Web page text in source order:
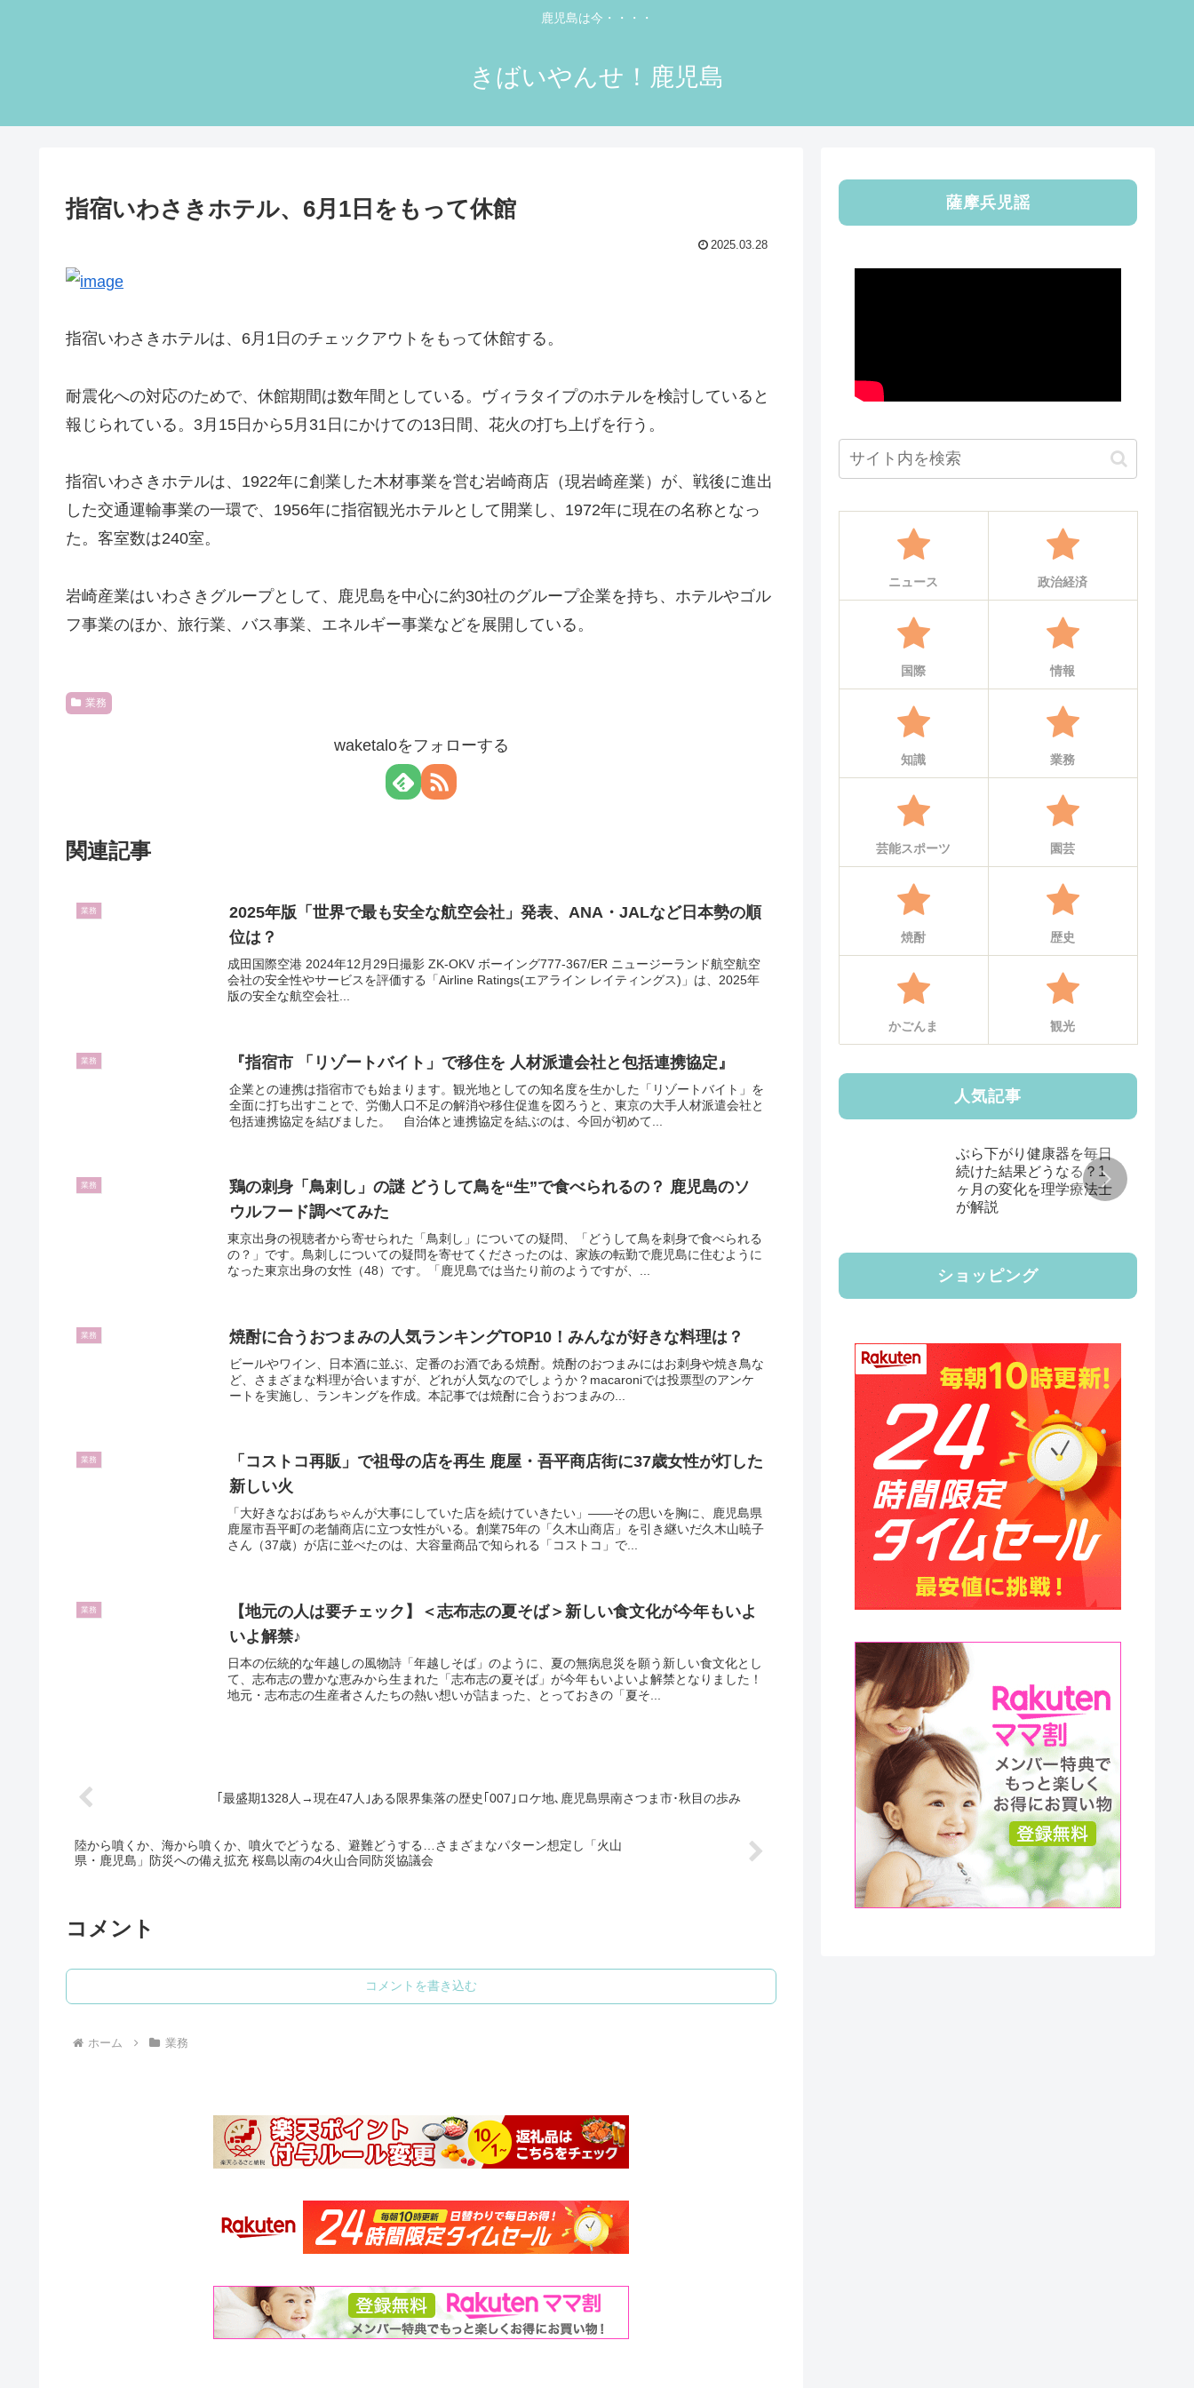
鹿児島は今・・・・
きばいやんせ！鹿児島
指宿いわさきホテル、6月1日をもって休館
2025.03.28
指宿いわさきホテルは、6月1日のチェックアウトをもって休館する。
耐震化への対応のためで、休館期間は数年間としている。ヴィラタイプのホテルを検討していると
報じられている。3月15日から5月31日にかけての13日間、花火の打ち上げを行う。
指宿いわさきホテルは、1922年に創業した木材事業を営む岩崎商店（現岩崎産業）が、戦後に進出
した交通運輸事業の一環で、1956年に指宿観光ホテルとして開業し、1972年に現在の名称となっ
た。客室数は240室。
岩崎産業はいわさきグループとして、鹿児島を中心に約30社のグループ企業を持ち、ホテルやゴル
フ事業のほか、旅行業、バス事業、エネルギー事業などを展開している。
業務
waketaloをフォローする
関連記事
業務
2025年版「世界で最も安全な航空会社」発表、ANA・JALなど日本勢の順
位は？
成田国際空港 2024年12月29日撮影 ZK-OKV ボーイング777-367/ER ニュージーランド航空航空
会社の安全性やサービスを評価する「Airline Ratings(エアライン レイティングス)」は、2025年
版の安全な航空会社...
業務 『指宿市 「リゾートバイト」で移住を 人材派遣会社と包括連携協定』
企業との連携は指宿市でも始まります。観光地としての知名度を生かした「リゾートバイト」を
全面に打ち出すことで、労働人口不足の解消や移住促進を図ろうと、東京の大手人材派遣会社と
包括連携協定を結びました。 自治体と連携協定を結ぶのは、今回が初めて...
業務
鶏の刺身「鳥刺し」の謎 どうして鳥を“生”で食べられるの？ 鹿児島のソ
ウルフード調べてみた
東京出身の視聴者から寄せられた「鳥刺し」についての疑問、「どうして鳥を刺身で食べられる
の？」です。鳥刺しについての疑問を寄せてくださったのは、家族の転勤で鹿児島に住むように
なった東京出身の女性（48）です。「鹿児島では当たり前のようですが、...
業務 焼酎に合うおつまみの人気ランキングTOP10！みんなが好きな料理は？
ビールやワイン、日本酒に並ぶ、定番のお酒である焼酎。焼酎のおつまみにはお刺身や焼き鳥な
ど、さまざまな料理が合いますが、どれが人気なのでしょうか？macaroniでは投票型のアンケ
ートを実施し、ランキングを作成。本記事では焼酎に合うおつまみの...
業務
「コストコ再販」で祖母の店を再生 鹿屋・吾平商店街に37歳女性が灯した
新しい火
「大好きなおばあちゃんが大事にしていた店を続けていきたい」——その思いを胸に、鹿児島県
鹿屋市吾平町の老舗商店に立つ女性がいる。創業75年の「久木山商店」を引き継いだ久木山暁子
さん（37歳）が店に並べたのは、大容量商品で知られる「コストコ」で...
業務
【地元の人は要チェック】＜志布志の夏そば＞新しい食文化が今年もいよ
いよ解禁♪
日本の伝統的な年越しの風物詩「年越しそば」のように、夏の無病息災を願う新しい食文化とし
て、志布志の豊かな恵みから生まれた「志布志の夏そば」が今年もいよいよ解禁となりました！
地元・志布志の生産者さんたちの熱い想いが詰まった、とっておきの「夏そ...
｢最盛期1328人→現在47人｣ある限界集落の歴史｢007｣ロケ地､鹿児島県南さつま市･秋目の歩み
陸から噴くか、海から噴くか、噴火でどうなる、避難どうする…さまざまなパターン想定し「火山
県・鹿児島」防災への備え拡充 桜島以南の4火山合同防災協議会
コメント
コメントを書き込む
ホーム 業務
薩摩兵児謡
ニュース 政治経済
国際 情報
知識 業務
芸能スポーツ 園芸
焼酎 歴史
かごんま 観光
人気記事
ぶら下がり健康器を毎日
続けた結果どうなる？1
ヶ月の変化を理学療法士
が解説
ショッピング